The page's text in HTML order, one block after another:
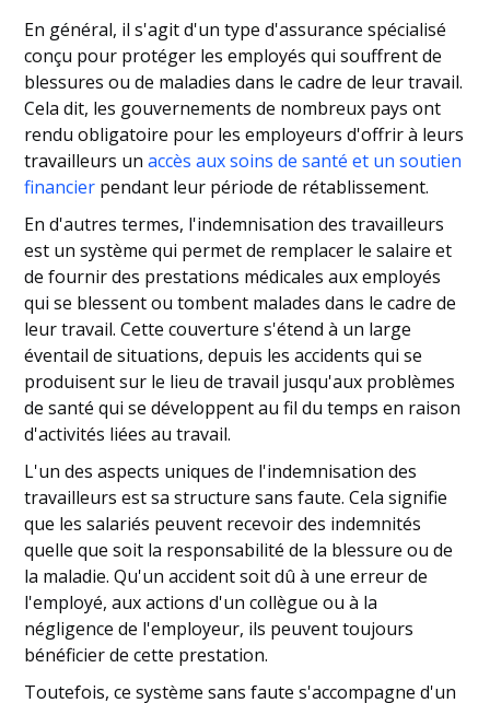
En général, il s'agit d'un type d'assurance spécialisé
conçu pour protéger les employés qui souffrent de
blessures ou de maladies dans le cadre de leur travail.
Cela dit, les gouvernements de nombreux pays ont
rendu obligatoire pour les employeurs d'offrir à leurs
travailleurs unaccès aux soins de santé et un soutien
financier pendant leur période de rétablissement.
En d'autres termes, l'indemnisation des travailleurs
est un système qui permet de remplacer le salaire et
de fournir des prestations médicales aux employés
qui se blessent ou tombent malades dans le cadre de
leur travail. Cette couverture s'étend à un large
éventail de situations, depuis les accidents qui se
produisent sur le lieu de travail jusqu'aux problèmes
de santé qui se développent au fil du temps en raison
d'activités liées au travail.
L'un des aspects uniques de l'indemnisation des
travailleurs est sa structure sans faute. Cela signifie
que les salariés peuvent recevoir des indemnités
quelle que soit la responsabilité de la blessure ou de
la maladie. Qu'un accident soit dû à une erreur de
l'employé, aux actions d'un collègue ou à la
négligence de l'employeur, ils peuvent toujours
bénéficier de cette prestation.
Toutefois, ce système sans faute s'accompagne d'un